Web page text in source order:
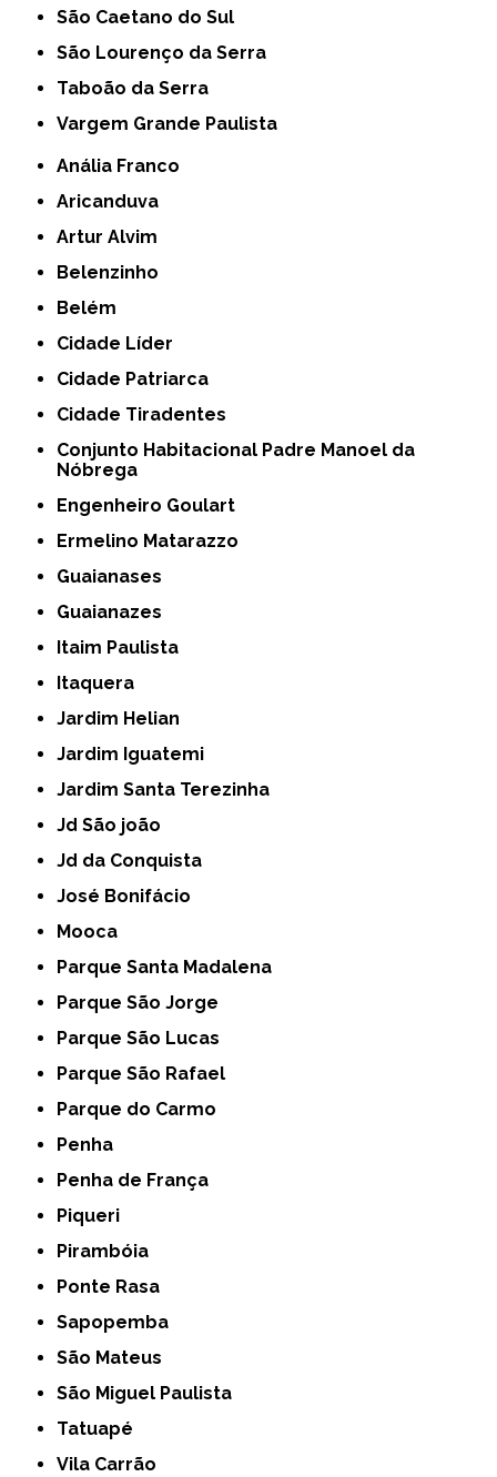
São Caetano do Sul
São Lourenço da Serra
Taboão da Serra
Vargem Grande Paulista
Anália Franco
Aricanduva
Artur Alvim
Belenzinho
Belém
Cidade Líder
Cidade Patriarca
Cidade Tiradentes
Conjunto Habitacional Padre Manoel da
Nóbrega
Engenheiro Goulart
Ermelino Matarazzo
Guaianases
Guaianazes
Itaim Paulista
Itaquera
Jardim Helian
Jardim Iguatemi
Jardim Santa Terezinha
Jd São joão
Jd da Conquista
José Bonifácio
Mooca
Parque Santa Madalena
Parque São Jorge
Parque São Lucas
Parque São Rafael
Parque do Carmo
Penha
Penha de França
Piqueri
Pirambóia
Ponte Rasa
Sapopemba
São Mateus
São Miguel Paulista
Tatuapé
Vila Carrão